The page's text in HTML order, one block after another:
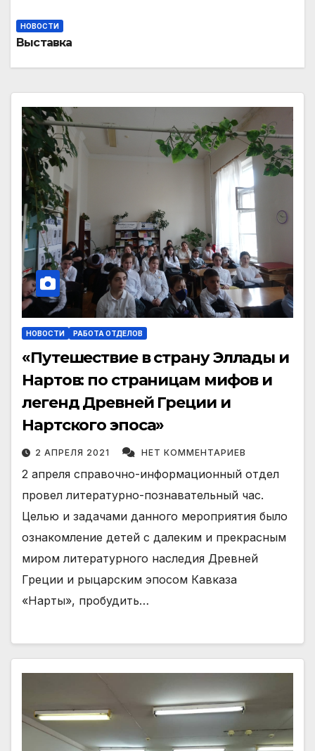
НОВОСТИ
Выставка
НОВОСТИ РАБОТА ОТДЕЛОВ
«Путешествие в страну Эллады и
Нартов: по страницам мифов и
легенд Древней Греции и
Нартского эпоса»
2 АПРЕЛЯ 2021 НЕТ КОММЕНТАРИЕВ
2 апреля справочно-информационный отдел
провел литературно-познавательный час.
Целью и задачами данного мероприятия было
ознакомление детей с далеким и прекрасным
миром литературного наследия Древней
Греции и рыцарским эпосом Кавказа
«Нарты», пробудить…